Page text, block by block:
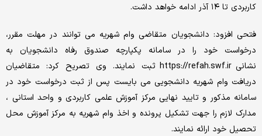
کاربردی تا ۱۴ آذر ادامه خواهد داشت.
فتحی افزود: دانشجویان متقاضی وام شهریه می توانند در مهلت مقرر،
درخواست خود را در سامانه پکپارچه صندوق رفاه دانشجویان به
نشانی https://refah.swf.ir ثبت نمایند. وی تصریح کرد: متقاضیان
دریافت وام شهریه دانشجویی می بایست پس از ثبت درخواست خود در
سامانه مذکور و تایید نهایی مرکز آموزش علمی کاربردی و واحد استانی ،
مدارک لازم را جهت تشکیل پرونده و اخذ وام شهریه به مرکز آموزش محل
تحصیل خود ارائه نمایند.